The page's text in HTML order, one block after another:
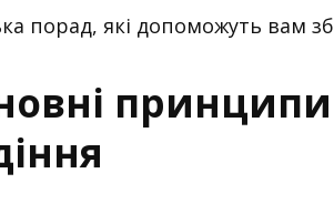
порад, які допоможуть вам